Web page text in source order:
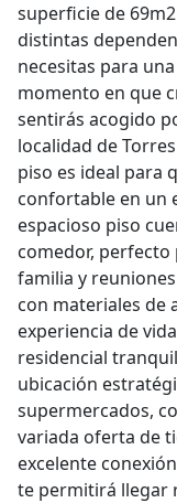
superficie de
distintas
necesitas para
momento en que
sentirás acogido
localidad de
piso es ideal para
confortable en un
espacioso piso
comedor,
familia y
con materiales de
experiencia de
residencial
ubicación
supermercados,
variada oferta de
excelente
te permitirá llegar